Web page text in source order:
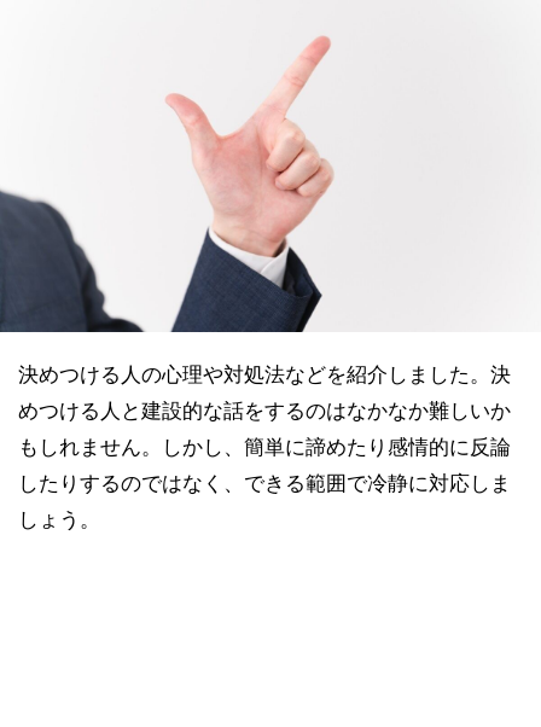
決めつける人の心理や対処法などを紹介しました。決
めつける人と建設的な話をするのはなかなか難しいか
もしれません。しかし、簡単に諦めたり感情的に反論
したりするのではなく、できる範囲で冷静に対応しま
しょう。